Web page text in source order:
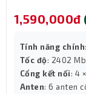
1,590,000đ
Tính năng chính
Tốc độ: 2402
Cổng kết nối: 4
Anten: 6 anten